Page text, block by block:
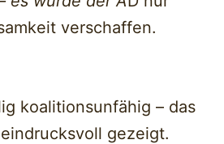
verschaffen.
koalitionsunfähig – das
gezeigt.